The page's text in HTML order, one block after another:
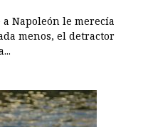
Napoleón le merecía
menos, el detractor